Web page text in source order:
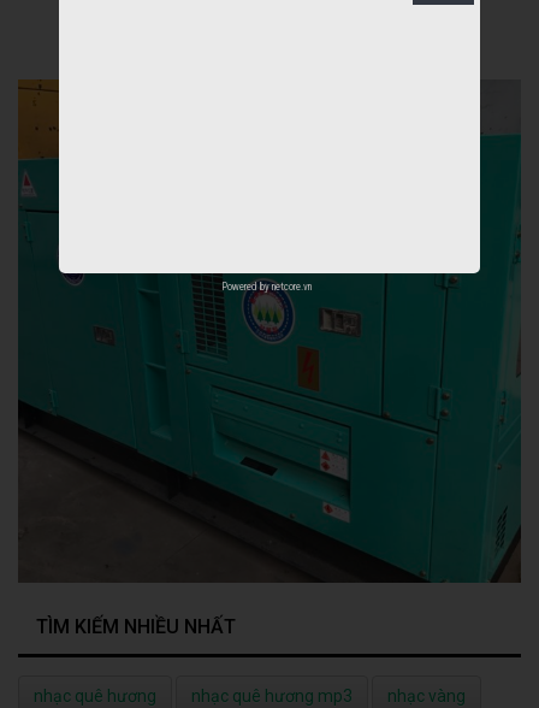
TÌM KIẾM NHIỀU NHẤT
nhạc quê hương nhạc quê hương mp3 nhạc vàng
Powered bynetcore.vn